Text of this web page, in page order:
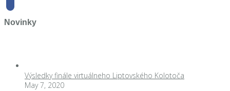
Novinky
Výsledky finále virtuálneho Liptovského Kolotoča
May 7, 2020